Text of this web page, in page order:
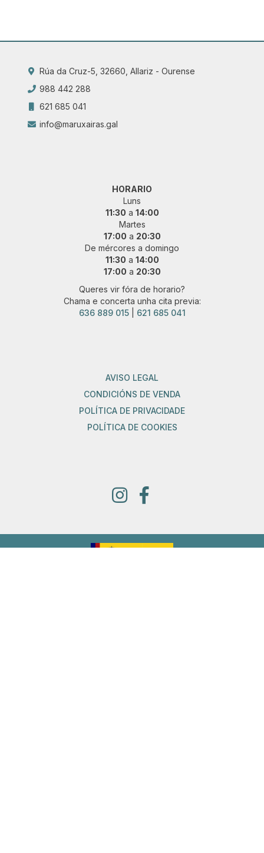
Rúa da Cruz-5, 32660, Allariz - Ourense
988 442 288
621 685 041
info@maruxairas.gal
HORARIO
Luns
11:30 a 14:00
Martes
17:00 a 20:30
De mércores a domingo
11:30 a 14:00
17:00 a 20:30
Queres vir fóra de horario?
Chama e concerta unha cita previa:
636 889 015| 621 685 041
AVISO LEGAL
CONDICIÓNS DE VENDA
POLÍTICA DE PRIVACIDADE
POLÍTICA DE COOKIES